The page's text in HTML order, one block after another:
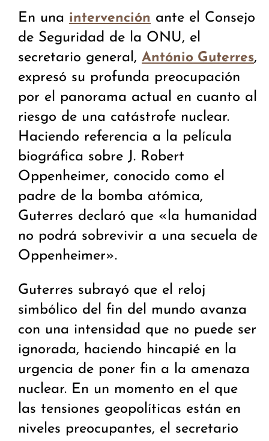
En una intervención ante el Consejo
de Seguridad de la ONU, el
secretario general, António Guterres,
expresó su profunda preocupación
por el panorama actual en cuanto al
riesgo de una catástrofe nuclear.
Haciendo referencia a la película
biográfica sobre J. Robert
Oppenheimer, conocido como el
padre de la bomba atómica,
Guterres declaró que «la humanidad
no podrá sobrevivir a una secuela de
Oppenheimer».
Guterres subrayó que el reloj
simbólico del fin del mundo avanza
con una intensidad que no puede ser
ignorada, haciendo hincapié en la
urgencia de poner fin a la amenaza
nuclear. En un momento en el que
las tensiones geopolíticas están en
niveles preocupantes, el secretario